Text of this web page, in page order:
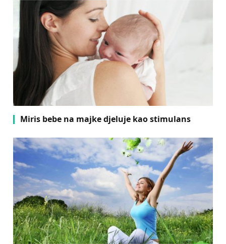
Miris bebe na majke djeluje kao stimulans